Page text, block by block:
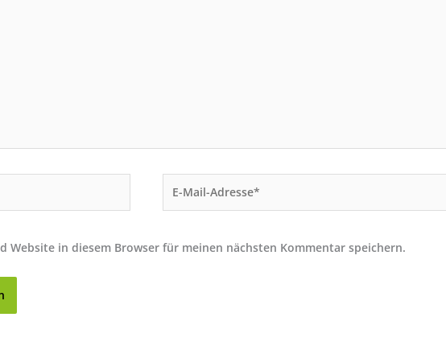
Mail-
Website in diesem Browser für meinen nächsten Kommentar speichern.